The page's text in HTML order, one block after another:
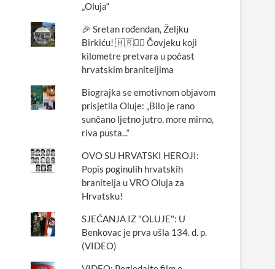
„Oluja“
🎉 Sretan rođendan, Željku
Birkiću! 🇭🇷🏃‍♂️ Čovjeku koji
kilometre pretvara u počast
hrvatskim braniteljima
Biograjka se emotivnom objavom
prisjetila Oluje: „Bilo je rano
sunčano ljetno jutro, more mirno,
riva pusta...“
OVO SU HRVATSKI HEROJI:
Popis poginulih hrvatskih
branitelja u VRO Oluja za
Hrvatsku!
SJEĆANJA IZ "OLUJE": U
Benkovac je prva ušla 134. d. p.
(VIDEO)